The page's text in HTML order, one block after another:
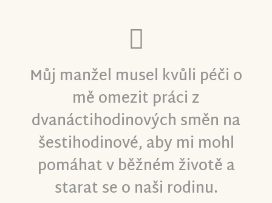
Můj manžel musel kvůli péči o
mě omezit práci z
dvanáctihodinových směn na
šestihodinové, aby mi mohl
pomáhat v běžném životě a
starat se o naši rodinu.